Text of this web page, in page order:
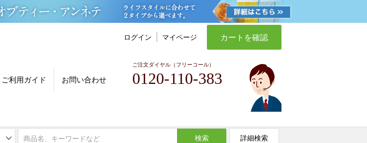
ログイン マイページ カートを確認
ご利用ガイド お問い合わせ
ご注文ダイヤル（フリーコール）
0120-110-383
検索 詳細検索